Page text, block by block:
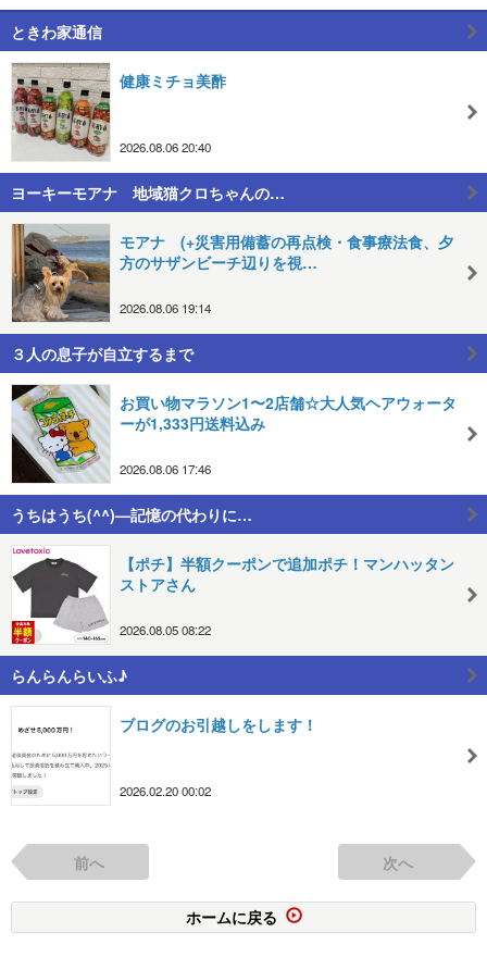
ときわ家通信
健康ミチョ美酢
2026.08.06 20:40
ヨーキーモアナ 地域猫クロちゃんの…
モアナ (+災害用備蓄の再点検・食事療法食、夕
方のサザンビーチ辺りを視…
2026.08.06 19:14
３人の息子が自立するまで
お買い物マラソン1〜2店舗☆大人気ヘアウォータ
ーが1,333円送料込み
2026.08.06 17:46
うちはうち(^^)—記憶の代わりに…
【ポチ】半額クーポンで追加ポチ！マンハッタン
ストアさん
2026.08.05 08:22
らんらんらいふ♪
ブログのお引越しをします！
2026.02.20 00:02
前へ 次へ
ホームに戻る